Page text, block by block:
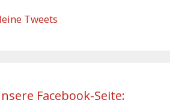
Tweets
Facebook-Seite: